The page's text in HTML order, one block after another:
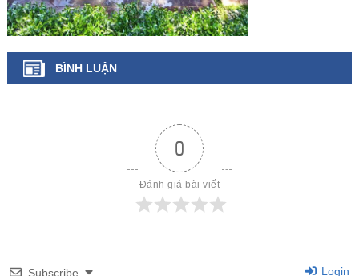
BÌNH LUẬN
0
Đánh giá bài viết
Subscribe Login